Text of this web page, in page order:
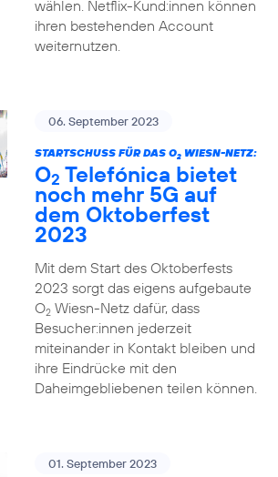
wählen. Netflix-Kund:innen können
ihren bestehenden Account
weiternutzen.
06. September 2023
STARTSCHUSS FÜR DAS O2WIESN-NETZ:
O2 Telefónica bietet
noch mehr 5G auf
dem Oktoberfest
2023
Mit dem Start des Oktoberfests
2023 sorgt das eigens aufgebaute
O2Wiesn-Netz dafür, dass
Besucher:innen jederzeit
miteinander in Kontakt bleiben und
ihre Eindrücke mit den
Daheimgebliebenen teilen können.
01. September 2023